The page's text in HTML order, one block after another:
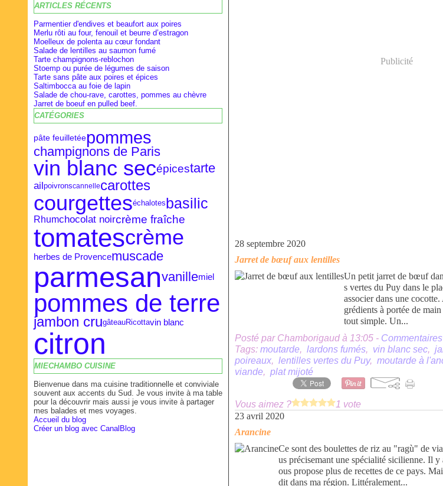
Février(9)
Janvier(8)
Février(16)
Janvier(18)
Avril(28)
Mars(27)
ARTICLES RÉCENTS
Parmentier d'endives et beaufort aux poires
Merlu rôti au four, fenouil et beurre d’estragon
Moelleux de polenta au cœur fondant
Salade de lentilles au saumon fumé
Tarte champignons-reblochon
Stoemp ou purée de légumes de saison
Tarte sans pâte aux poires et épices
Saltimbocca au foie de lapin
Salade de chou-rave, carottes, pommes au chèvre
Jarret de boeuf en pulled beef.
CATÉGORIES
pâte feuilletéepommes
champignons de Paris
vin blanc secépicestarte
ailpoivronscannellecarottes
courgetteséchalotesbasilic
Rhumchocolat noircrème fraîche
tomatescrème
herbes de Provencemuscade
parmesanvanillemiel
pommes de terre
jambon crugâteauRicottavin blanc
citron
MIECHAMBO CUISINE
Bienvenue dans ma cuisine traditionnelle et conviviale
souvent aux accents du Sud. Je vous invite à ma table
pour la découvrir mais aussi je vous invite à partager
mes balades et mes voyages.
Accueil du blog
Créer un blog avec CanalBlog
Publicité
28 septembre 2020
Jarret de bœuf aux lentilles
Un petit jarret de bœuf
s vertes du Puy dans le
associer dans une
grédients à portée de
tout simple. Un...
Posté par Chamborigaud à 13:05 -
Tags: moutarde, lardons fumés, vin blanc sec,
poireaux, lentilles vertes du Puy, moutarde à
viande, plat mijoté
Vous aimez ?
1 vote
23 avril 2020
Arancine
Ce sont des boulettes de riz au "ragù" de
us précisemant une spécialité sicilienne. Il y
ous propose plus de recettes de ce pays.
dit dans ma région. Littéralement...